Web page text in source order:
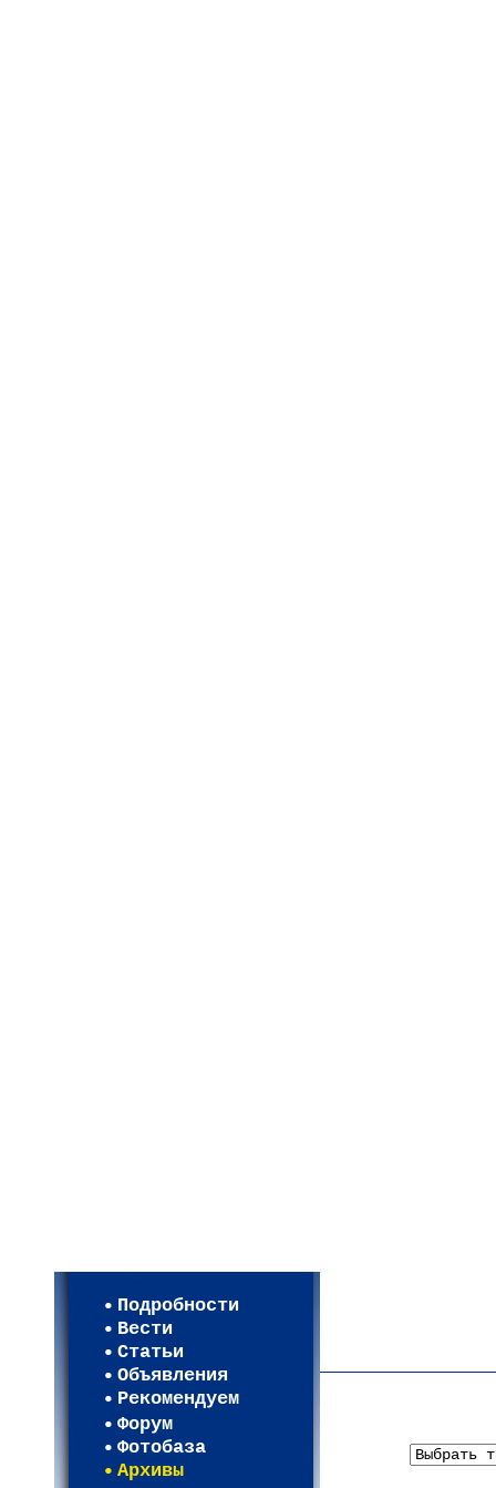
Подробности
Вести
Статьи
Объявления
Рекомендуем
Форум
Фотобаза
Архивы